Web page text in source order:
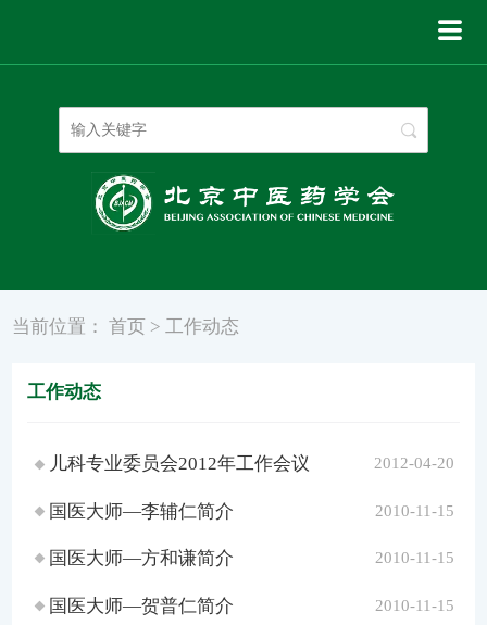
当前位置：首页 > 工作动态
工作动态
2012-04-20
儿科专业委员会2012年工作会议
2010-11-15
国医大师—李辅仁简介
2010-11-15
国医大师—方和谦简介
2010-11-15
国医大师—贺普仁简介